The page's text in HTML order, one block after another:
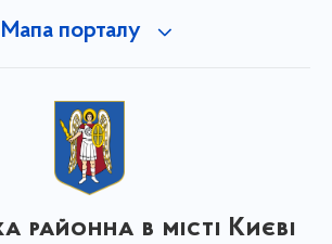
Мапа порталу
районна в місті Києві